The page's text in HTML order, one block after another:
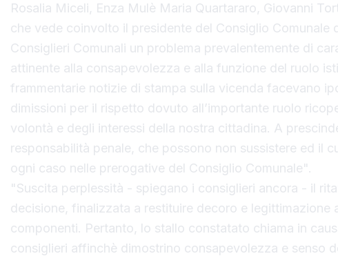
Rosalia Miceli, Enza Mulè Maria Quartararo, Giovanni
che vede coinvolto il presidente del Consiglio Comunale
Consiglieri Comunali un problema prevalentemente di
attinente alla consapevolezza e alla funzione del ruolo
frammentarie notizie di stampa sulla vicenda facevano
dimissioni per il rispetto dovuto all’importante ruolo
volontà e degli interessi della nostra cittadina. A
responsabilità penale, che possono non sussistere ed il
ogni caso nelle prerogative del Consiglio Comunale".
"Suscita perplessità - spiegano i consiglieri ancora - il
decisione, finalizzata a restituire decoro e legittimazione
componenti. Pertanto, lo stallo constatato chiama in
consiglieri affinchè dimostrino consapevolezza e senso